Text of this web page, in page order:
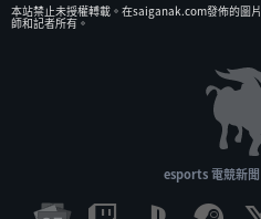
本站禁止未授權𨍭載。在saiganak.com發佈的圖
師和記者所有。
esports 電競新